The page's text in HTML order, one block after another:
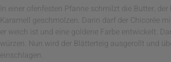
In einer ofenfesten Pfanne schmilzt die Butter,
Karamell geschmolzen. Darin darf der Chicorée
er weich ist und eine goldene Farbe entwickelt.
würzen. Nun wird der Blätterteig ausgerollt und
einschlagen.